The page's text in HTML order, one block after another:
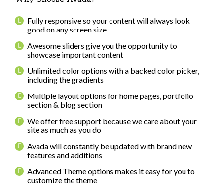
Fully responsive so your content will always look
good on any screen size
Awesome sliders give you the opportunity to
showcase important content
Unlimited color options with a backed color picker,
including the gradients
Multiple layout options for home pages, portfolio
section & blog section
We offer free support because we care about your
site as much as you do
Avada will constantly be updated with brand new
features and additions
Advanced Theme options makes it easy for you to
customize the theme